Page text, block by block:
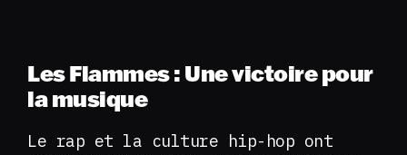
Les Flammes : Une victoire pour
la musique
Le rap et la culture hip-hop ont